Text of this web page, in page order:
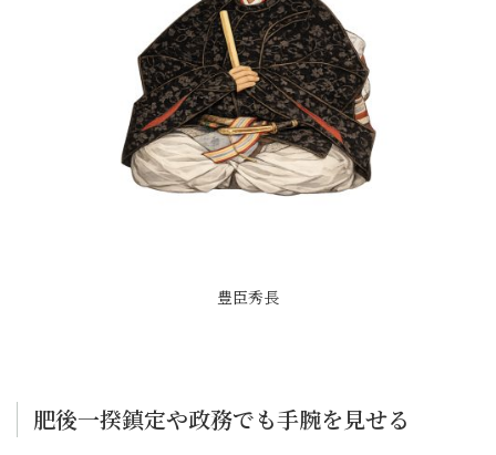
豊臣秀長
肥後一揆鎮定や政務でも手腕を見せる